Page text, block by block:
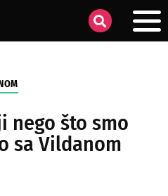
nego što smo
sa Vildanom